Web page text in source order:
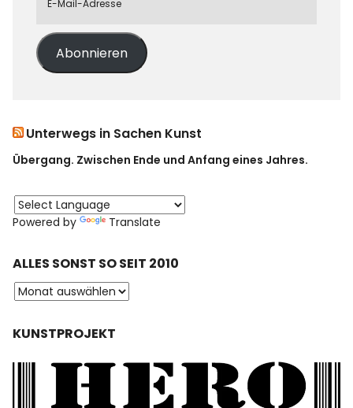
Abonnieren
Unterwegs in Sachen Kunst
Übergang. Zwischen Ende und Anfang eines Jahres.
Powered by Translate
ALLES SONST SO SEIT 2010
KUNSTPROJEKT